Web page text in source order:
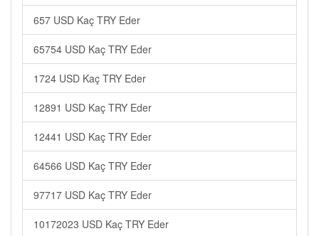
657 USD Kaç TRY Eder
65754 USD Kaç TRY Eder
1724 USD Kaç TRY Eder
12891 USD Kaç TRY Eder
12441 USD Kaç TRY Eder
64566 USD Kaç TRY Eder
97717 USD Kaç TRY Eder
10172023 USD Kaç TRY Eder